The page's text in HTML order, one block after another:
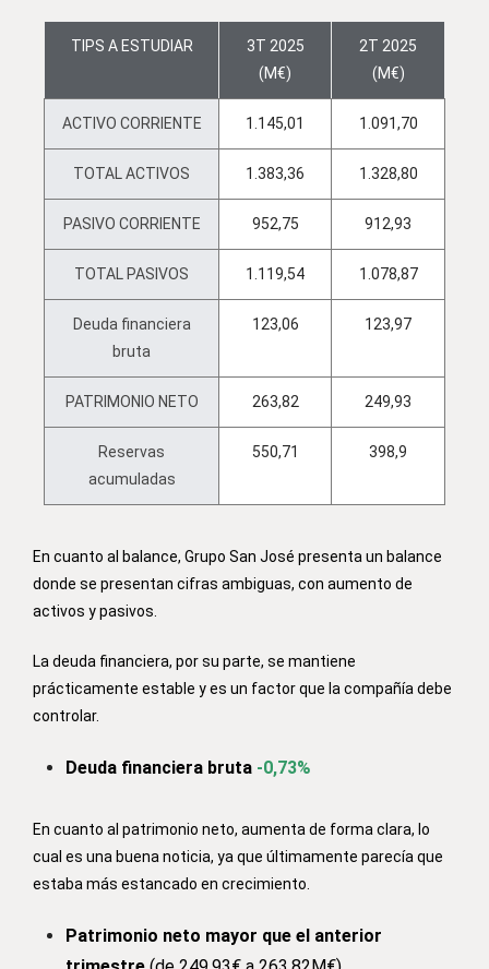
TIPS A ESTUDIAR
3T 2025
(M€)
2T 2025
(M€)
ACTIVO CORRIENTE 1.145,01 1.091,70
TOTAL ACTIVOS 1.383,36 1.328,80
PASIVO CORRIENTE 952,75 912,93
TOTAL PASIVOS 1.119,54 1.078,87
Deuda financiera
bruta
123,06 123,97
PATRIMONIO NETO 263,82 249,93
Reservas
acumuladas
550,71 398,9
En cuanto al balance, Grupo San José presenta un balance
donde se presentan cifras ambiguas, con aumento de
activos y pasivos.
La deuda financiera, por su parte, se mantiene
prácticamente estable yes un factor que la compañía debe
controlar.
Deuda financiera bruta -0,73%
En cuanto al patrimonio neto, aumenta de forma clara, lo
cual es una buena noticia, ya que últimamente parecía que
estaba más estancado en crecimiento.
Patrimonio neto mayor que el anterior